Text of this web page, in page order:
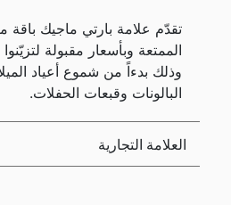
تقدّم علامة بارتي ماجيك باقة
الممتعة وبأسعار مقبولة
وذلك بدءاً من شموع أعياد
البالونات وقبعات الحفلات.
العلامة التجارية